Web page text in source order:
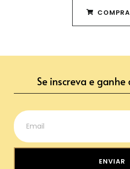
Se inscreva e ganhe
ENVIAR